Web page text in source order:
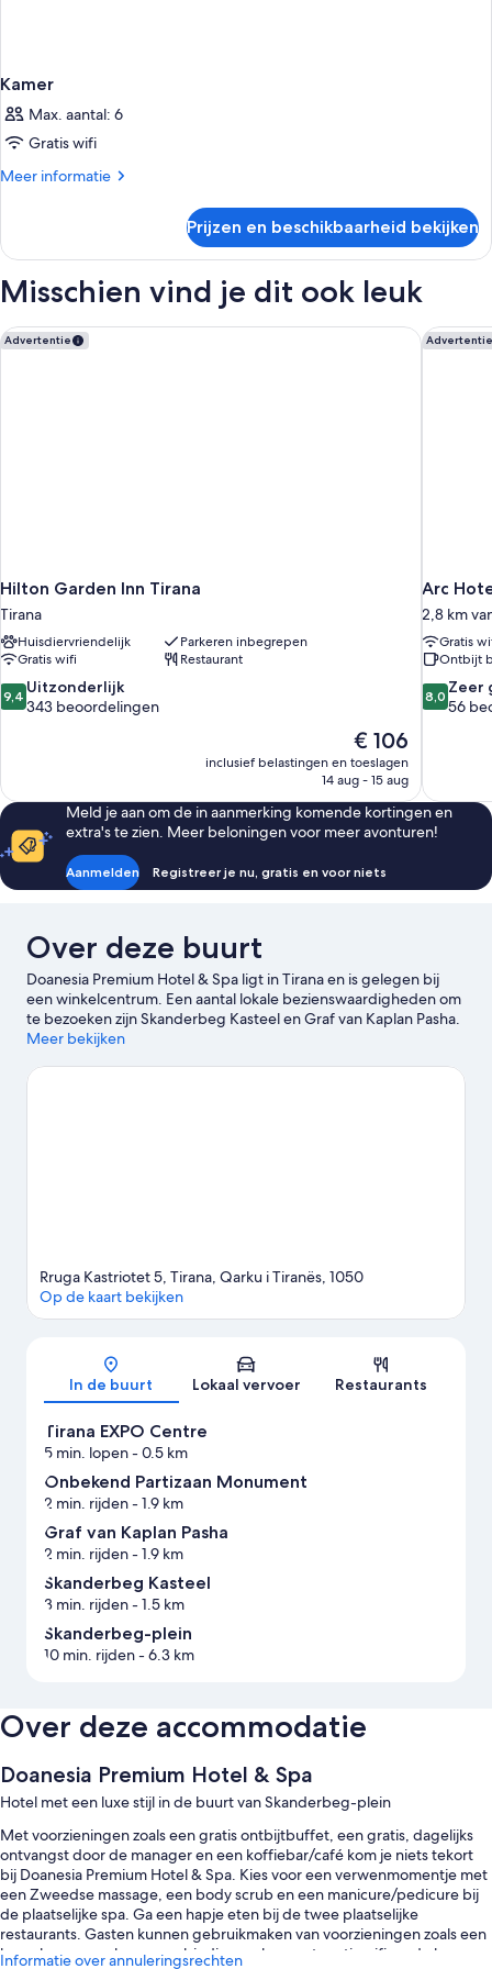
Kamer
Max. aantal: 6
Gratis wifi
Meer informatie
Meer
Prijzen en beschikbaarheid bekijken
Misschien vind je dit ook leuk
Advertentie
Hilton Garden Inn Tirana
Tirana
Huisdiervriendelijk
Parkeren inbegrepen
Gratis wifi
Restaurant
9.4
van
beoordelingen
9,4 Uitzonderlijk
343 beoordelingen
De
prijs
is
€ 106
inclusief belastingen en toeslagen
14 aug - 15 aug
Hilton Garden Inn Tirana Advertentie
Arc
2,8 km
Gratis
Ontbijt
8.0
van
56
8,0 Zeer
56
Arc
Meld je aan om de in aanmerking komende kortingen en
extra's te zien. Meer beloningen voor meer avonturen!
Aanmelden Registreer je nu, gratis en voor niets
Over deze buurt
Doanesia Premium Hotel & Spa ligt in Tirana en is gelegen bij
een winkelcentrum. Een aantal lokale bezienswaardigheden om
te bezoeken zijn Skanderbeg Kasteel en Graf van Kaplan Pasha.
Heb je bovendien zin om het natuurschoon in de omgeving te
Aangelegd Meer van Tirana. Onbekend Partizaan Monument en
Meer bekijken
Kaart
Rruga Kastriotet 5, Tirana, Qarku i Tiranës, 1050
Op de kaart bekijken
In de buurt Lokaal vervoer Restaurants
Tirana EXPO Centre
5 min. lopen- 0.5 km
Onbekend Partizaan Monument
2 min. rijden- 1.9 km
Graf van Kaplan Pasha
2 min. rijden- 1.9 km
Skanderbeg Kasteel
3 min. rijden- 1.5 km
Skanderbeg-plein
10 min. rijden- 6.3 km
Over deze accommodatie
Doanesia Premium Hotel & Spa
Hotel met een luxe stijl in de buurt van Skanderbeg-plein
Met voorzieningen zoals een gratis ontbijtbuffet, een gratis, dagelijks
ontvangst door de manager en een koffiebar/café kom je niets tekort
bij Doanesia Premium Hotel & Spa. Kies voor een verwenmomentje met
een Zweedse massage, een body scrub en een manicure/pedicure bij
de plaatselijke spa. Ga een hapje eten bij de twee plaatselijke
restaurants. Gasten kunnen gebruikmaken van voorzieningen zoals een
kapsalon en een bar en verbinding maken met gratis wifi op de kamer
Informatie over annuleringsrechten